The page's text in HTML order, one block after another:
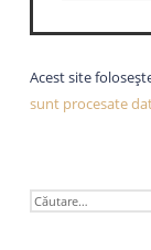
Acest site
sunt procesate
CAUTĂ
DUPĂ: